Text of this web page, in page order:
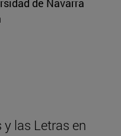
de Navarra
y las Letras en